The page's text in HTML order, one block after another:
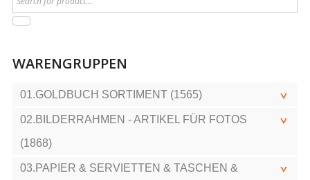
WARENGRUPPEN
01.GOLDBUCH SORTIMENT (1565)
02.BILDERRAHMEN - ARTIKEL FÜR FOTOS
(1868)
03.PAPIER & SERVIETTEN & TASCHEN &